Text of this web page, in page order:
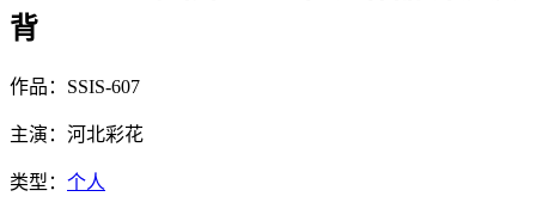
背
作品：SSIS-607
主演：河北彩花
类型： 个人